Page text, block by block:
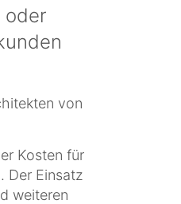
oder
von
Kosten für
Der Einsatz
weiteren